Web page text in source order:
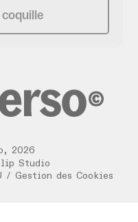
coquille
, 2026
Studio
/ Gestion des Cookies